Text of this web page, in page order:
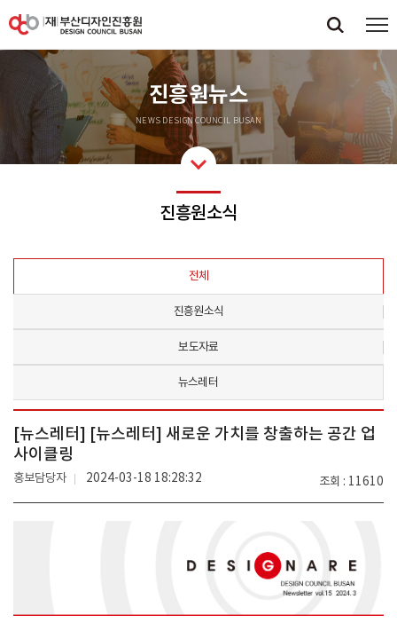
진흥원뉴스
NEWS DESIGN COUNCIL BUSAN
진흥원소식
전체
진흥원소식
보도자료
뉴스레터
[뉴스레터] [뉴스레터] 새로운 가치를 창출하는 공간 업
사이클링
조회 11610
홍보담당자 2024-03-18 18:28:32